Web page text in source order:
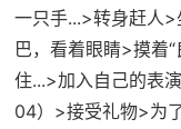
一只手...>转身赶人
巴，看着眼睛>摸着
住...>加入自己的表
04）>接受礼物>为